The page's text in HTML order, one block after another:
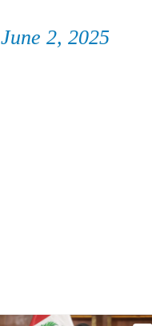
June 2, 2025